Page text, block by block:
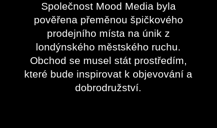
Společnost Mood Media byla
pověřena přeměnou špičkového
prodejního místa na únik z
londýnského městského ruchu.
Obchod se musel stát prostředím,
které bude inspirovat k objevování a
dobrodružství.